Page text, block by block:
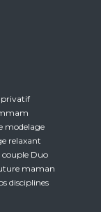
privatif
modelage
relaxant
couple Duo
maman
disciplines